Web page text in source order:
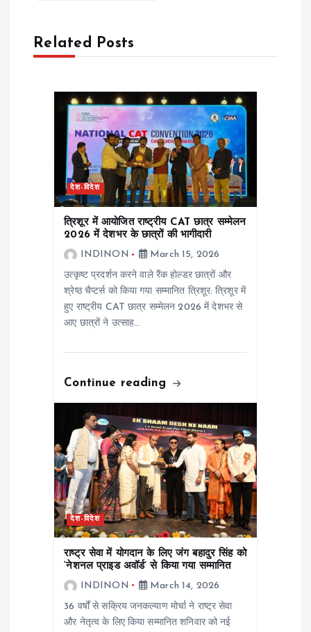
vRelated Posts
देश-विदेश
त्रिशूर में आयोजित राष्ट्रीय CAT छात्र सम्मेलन
2026 में देशभर के छात्रों की भागीदारी
INDINON
March 15, 2026
उत्कृष्ट प्रदर्शन करने वाले रैंक होल्डर छात्रों और
श्रेष्ठ चैप्टर्स को किया गया सम्मानित त्रिशूर: त्रिशूर में
हुए राष्ट्रीय CAT छात्र सम्मेलन 2026 में देशभर से
आए छात्रों ने उत्साह…
Continue reading
देश-विदेश
राष्ट्र सेवा में योगदान के लिए जंग बहादुर सिंह को
‘नेशनल प्राइड अवॉर्ड’ से किया गया सम्मानित
INDINON
March 14, 2026
36 वर्षों से सक्रिय जनकल्याण मोर्चा ने राष्ट्र सेवा
और नेतृत्व के लिए किया सम्मानित शनिवार को नई